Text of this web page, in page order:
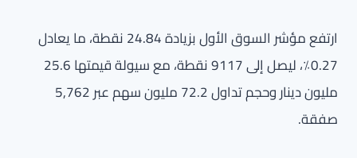
ارتفع مؤشر السوق الأول بزيادة 24.84 نقطة، ما يعادل
0.27٪، ليصل إلى 9117 نقطة، مع سيولة قيمتها 25.6
مليون دينار وحجم تداول 72.2 مليون سهم عبر 5,762
صفقة.